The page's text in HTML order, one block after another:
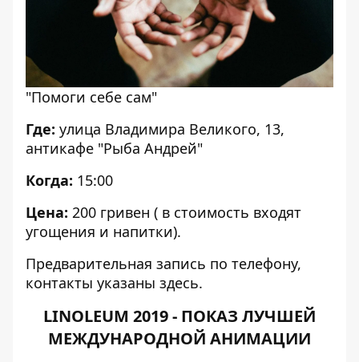
"Помоги себе сам"
Где: улица Владимира Великого, 13,
антикафе "Рыба Андрей"
Когда: 15:00
Цена: 200 гривен ( в стоимость входят
угощения и напитки).
Предварительная запись по телефону,
контакты указаны здесь.
LINOLEUM 2019 - ПОКАЗ ЛУЧШЕЙ
МЕЖДУНАРОДНОЙ АНИМАЦИИ